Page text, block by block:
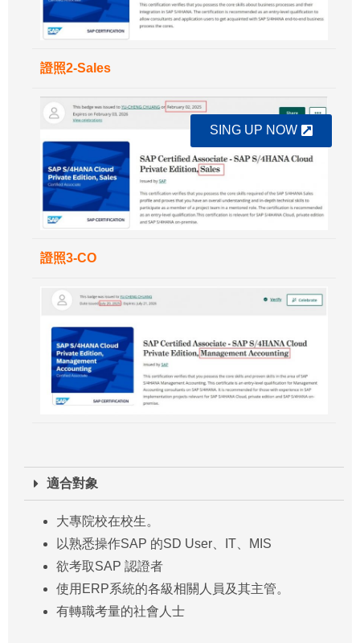
SING UP NOW
證照2-Sales
證照3-CO
適合對象
大專院校在校生。
以熟悉操作SAP 的SD User、IT、MIS
欲考取SAP 認證者
使用ERP系統的各級相關人員及其主管。
有轉職考量的社會人士